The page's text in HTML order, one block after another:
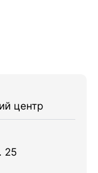
центр
25